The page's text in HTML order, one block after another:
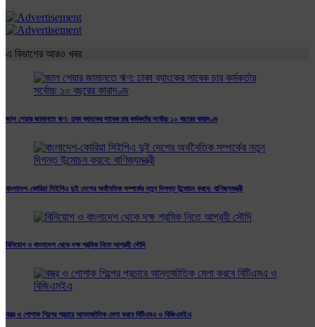
এ বিভাগের আরও খবর
জাল শেয়ার জামানতে ঋণ: ঢাকা ব্যাংকের সাবেক চার কর্মকর্তার সর্বোচ্চ ১০ বছরের কারাদণ্ড
বাংলাদেশ-কোরিয়া সিইপিএ দুই দেশের অর্থনৈতিক সম্পর্কের নতুন দিগন্ত উন্মোচন করবে: বাণিজ্যমন্ত্রী
বিনিয়োগ ও বাংলাদেশ থেকে দক্ষ শ্রমিক নিতে আগ্রহী সৌদি
বস্ত্র ও পোশাক শিল্পের প্রচারে আন্তর্জাতিক মেলা করবে বিটিএমএ ও বিজিএমইএ